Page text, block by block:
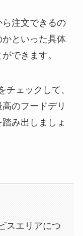
注文できるの
といった具体
できます。
チェックして、
のフードデリ
み出しましょ
スエリアにつ